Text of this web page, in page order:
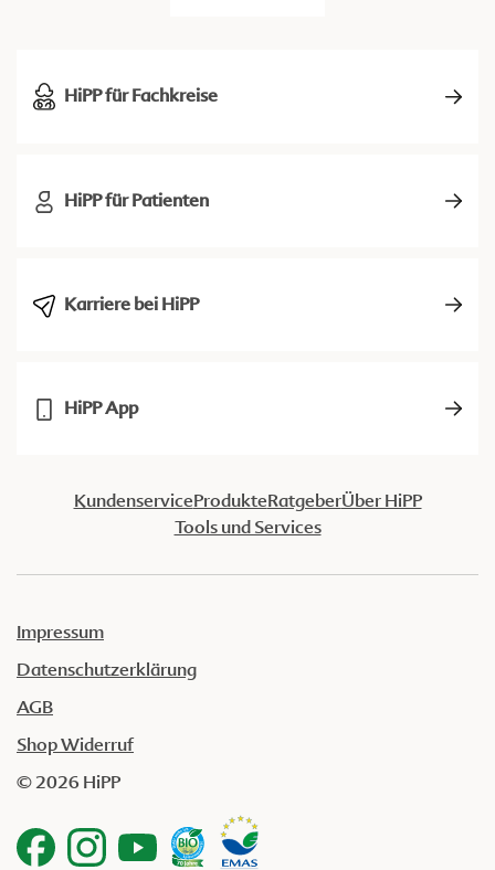
HiPP für Fachkreise
HiPP für Patienten
Karriere bei HiPP
HiPP App
KundenserviceProdukteRatgeberÜber HiPP
Tools und Services
Impressum
Datenschutzerklärung
AGB
Shop Widerruf
© 2026 HiPP